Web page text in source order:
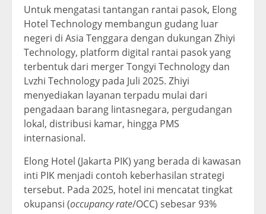
Untuk mengatasi tantangan rantai pasok, Elong
Hotel Technology membangun gudang luar
negeri di Asia Tenggara dengan dukungan Zhiyi
Technology, platform digital rantai pasok yang
terbentuk dari merger Tongyi Technology dan
Lvzhi Technology pada Juli 2025. Zhiyi
menyediakan layanan terpadu mulai dari
pengadaan barang lintasnegara, pergudangan
lokal, distribusi kamar, hingga PMS
internasional.
Elong Hotel (Jakarta PIK) yang berada di kawasan
inti PIK menjadi contoh keberhasilan strategi
tersebut. Pada 2025, hotel ini mencatat tingkat
okupansi (occupancy rate/OCC) sebesar 93%